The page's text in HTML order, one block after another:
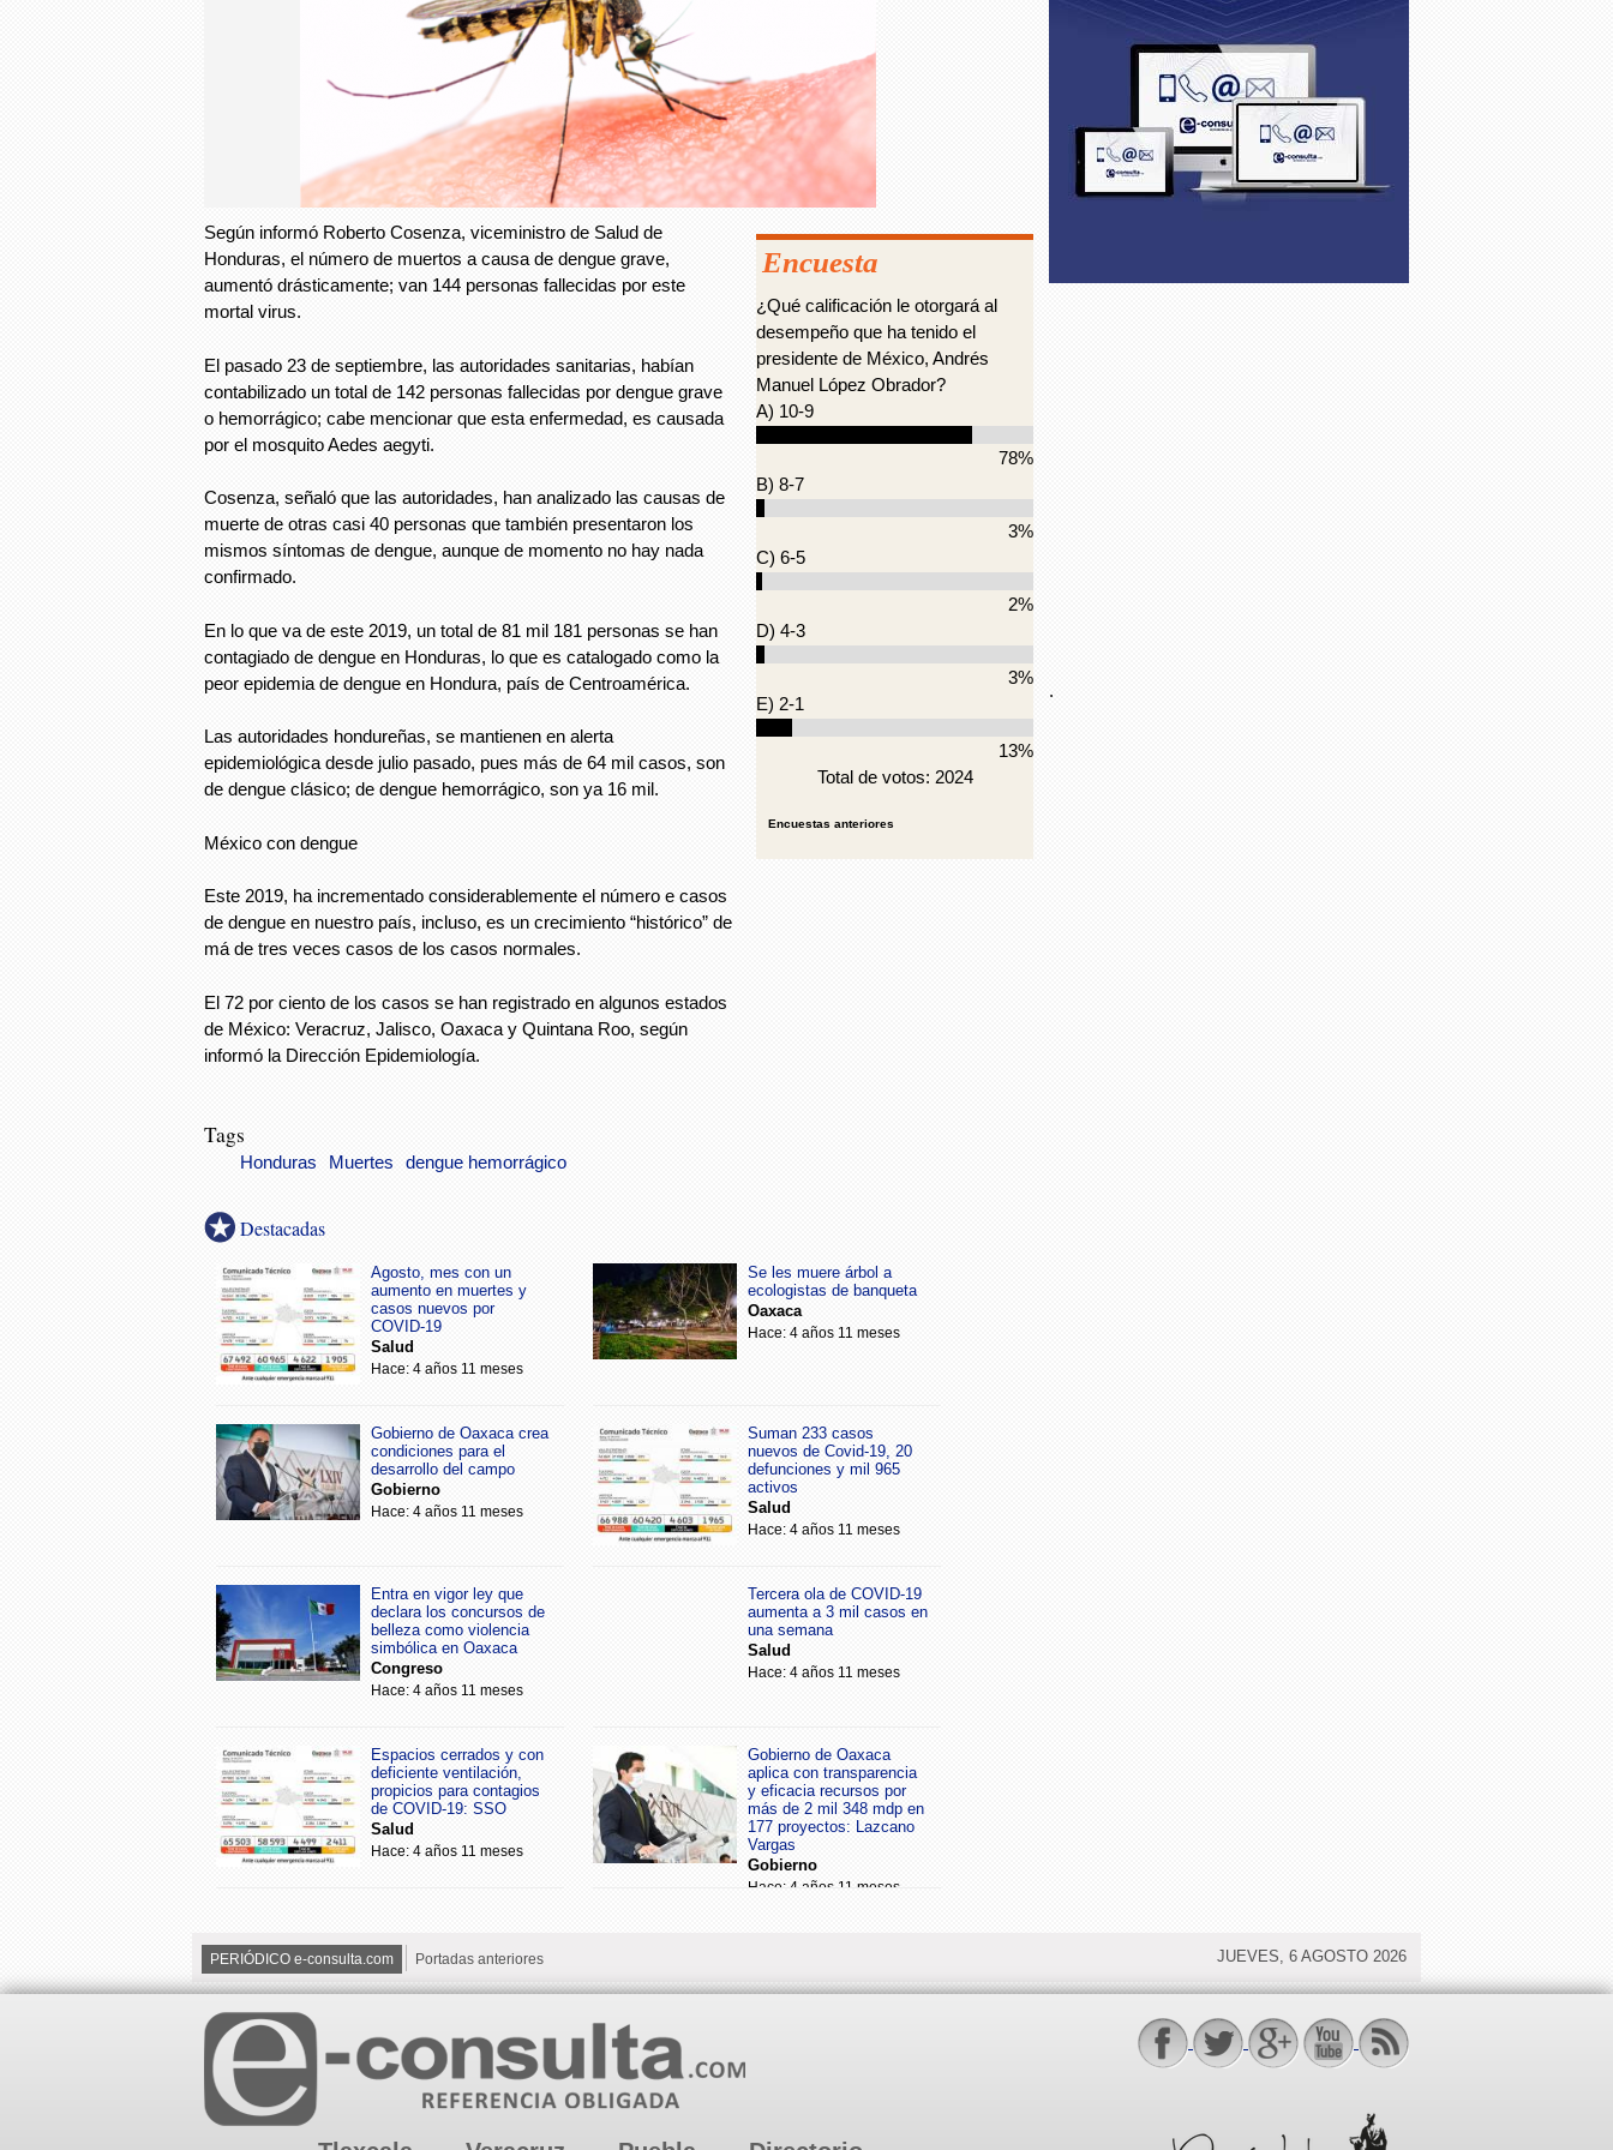
Según informó Roberto Cosenza, viceministro de Salud de
Honduras, el número de muertos a causa de dengue grave,
aumentó drásticamente; van 144 personas fallecidas por este
mortal virus.
El pasado 23 de septiembre, las autoridades sanitarias, habían
contabilizado un total de 142 personas fallecidas por dengue grave
o hemorrágico; cabe mencionar que esta enfermedad, es causada
por el mosquito Aedes aegyti.
Cosenza, señaló que las autoridades, han analizado las causas de
muerte de otras casi 40 personas que también presentaron los
mismos síntomas de dengue, aunque de momento no hay nada
confirmado.
En lo que va de este 2019, un total de 81 mil 181 personas se han
contagiado de dengue en Honduras, lo que es catalogado como la
peor epidemia de dengue en Hondura, país de Centroamérica.
Las autoridades hondureñas, se mantienen en alerta
epidemiológica desde julio pasado, pues más de 64 mil casos, son
de dengue clásico; de dengue hemorrágico, son ya 16 mil.
México con dengue
Este 2019, ha incrementado considerablemente el número e casos
de dengue en nuestro país, incluso, es un crecimiento “histórico” de
má de tres veces casos de los casos normales.
El 72 por ciento de los casos se han registrado en algunos estados
de México: Veracruz, Jalisco, Oaxaca y Quintana Roo, según
informó la Dirección Epidemiología.
Encuesta
¿Qué calificación le otorgará al
desempeño que ha tenido el
presidente de México, Andrés
Manuel López Obrador?
A) 10-9
78%
B) 8-7
3%
C) 6-5
2%
D) 4-3
3%
E) 2-1
13%
Total de votos: 2024
Encuestas anteriores
Tags
Honduras Muertes dengue hemorrágico
Destacadas
Agosto, mes con un
aumento en muertes y
casos nuevos por
COVID-19
Salud
Hace: 4 años 11 meses
Se les muere árbol a
ecologistas de banqueta
Oaxaca
Hace: 4 años 11 meses
Gobierno de Oaxaca crea
condiciones para el
desarrollo del campo
Gobierno
Hace: 4 años 11 meses
Suman 233 casos
nuevos de Covid-19, 20
defunciones y mil 965
activos
Salud
Hace: 4 años 11 meses
Entra en vigor ley que
declara los concursos de
belleza como violencia
simbólica en Oaxaca
Congreso
Hace: 4 años 11 meses
Tercera ola de COVID-19
aumenta a 3 mil casos en
una semana
Salud
Hace: 4 años 11 meses
Espacios cerrados y con
deficiente ventilación,
propicios para contagios
de COVID-19: SSO
Salud
Hace: 4 años 11 meses
Gobierno de Oaxaca
aplica con transparencia
y eficacia recursos por
más de 2 mil 348 mdp en
177 proyectos: Lazcano
Vargas
Gobierno
Hace: 4 años 11 meses
.
PERIÓDICO e-consulta.com Portadas anteriores JUEVES, 6 AGOSTO 2026